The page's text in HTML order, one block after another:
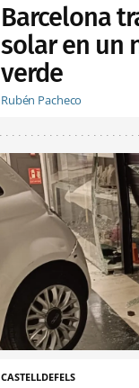
Barcelona
solar en un
verde
Rubén Pacheco
CASTELLDEFELS